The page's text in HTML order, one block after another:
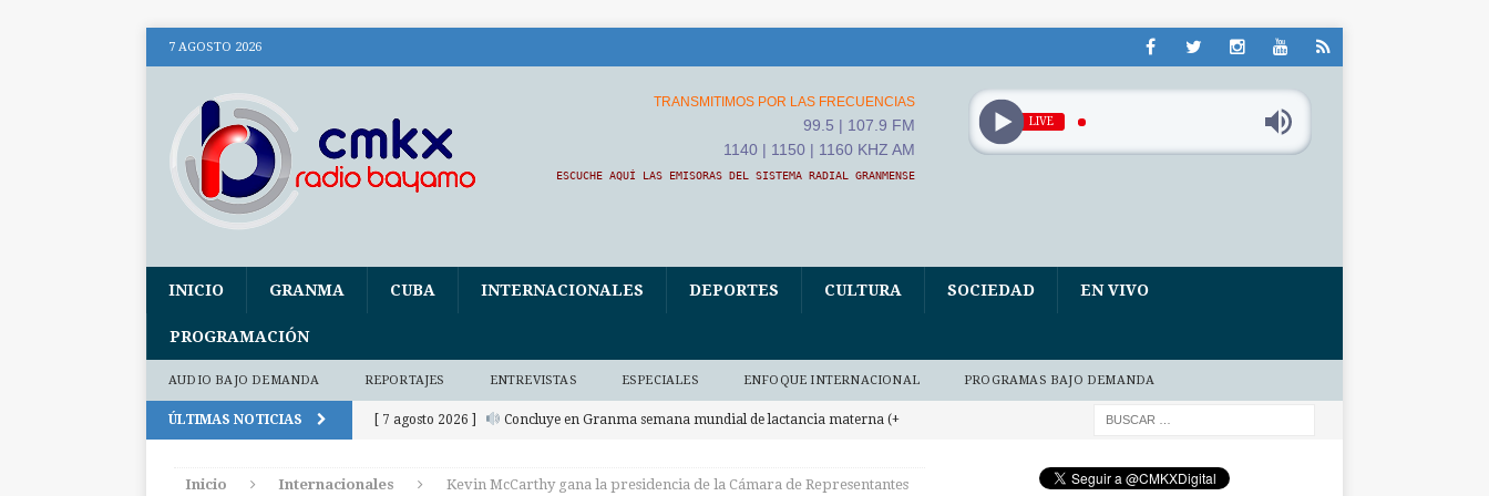
7 AGOSTO 2026
TRANSMITIMOS POR LAS FRECUENCIAS
99.5 | 107.9 FM
1140 | 1150 | 1160 KHZ AM
ESCUCHE AQUÍ LAS EMISORAS DEL SISTEMA RADIAL GRANMENSE
LIVE
INICIO GRANMA CUBA INTERNACIONALES DEPORTES CULTURA SOCIEDAD EN VIVO
PROGRAMACIÓN
AUDIO BAJO DEMANDA REPORTAJES ENTREVISTAS ESPECIALES ENFOQUE INTERNACIONAL PROGRAMAS BAJO DEMANDA
ÚLTIMAS NOTICIAS [ 7 agosto 2026 ] Concluye en Granma semana mundial de lactancia materna (+
Inicio Internacionales
Kevin McCarthy gana la presidencia de la Cámara de Representantes